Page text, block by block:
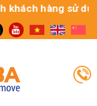
sử dụng